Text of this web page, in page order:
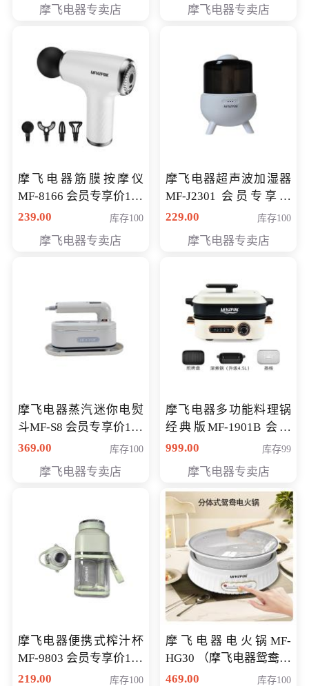
摩飞电器专卖店 摩飞电器专卖店
摩飞电器筋膜按摩仪
MF-8166 会员专享价168
元
239.00 库存100
摩飞电器专卖店
摩飞电器超声波加湿器
MF-J2301 会员专享价
168元
229.00 库存100
摩飞电器专卖店
摩飞电器蒸汽迷你电熨
斗MF-S8 会员专享价168
元
369.00 库存100
摩飞电器专卖店
摩飞电器多功能料理锅
经典版MF-1901B 会员
专享价399元
999.00 库存99
摩飞电器专卖店
摩飞电器便携式榨汁杯
MF-9803 会员专享价138
元
219.00 库存100
摩飞电器电火锅MF-
HG30 （摩飞电器鸳鸯锅
MF-HG30 ） 会员专享价
469.00 库存100